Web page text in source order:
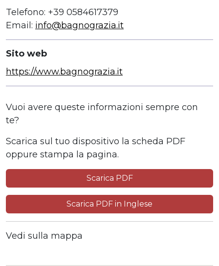
Telefono: +39 0584617379
Email: info@bagnograzia.it
Sito web
https://www.bagnograzia.it
Vuoi avere queste informazioni sempre con
te?
Scarica sul tuo dispositivo la scheda PDF
oppure stampa la pagina.
Scarica PDF
Scarica PDF in Inglese
Vedi sulla mappa